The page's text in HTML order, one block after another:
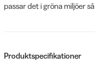
passar det i gröna miljöer
Produktspecifikationer